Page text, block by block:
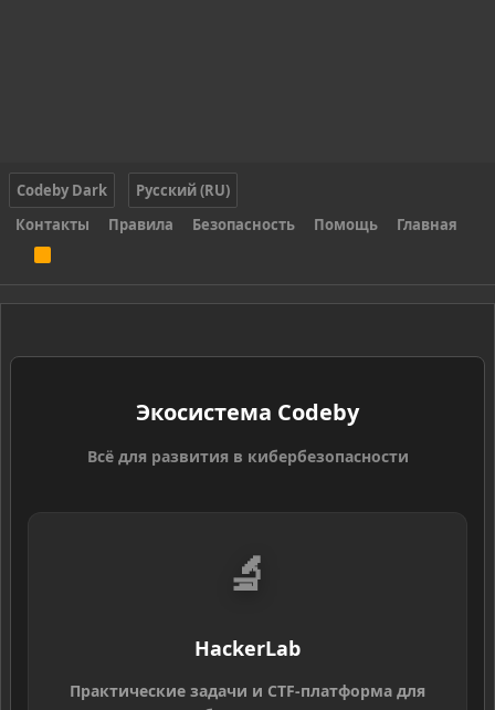
Codeby Dark
Русский (RU)
Контакты
Правила Безопасность Помощь Главная
S
Экосистема Codeby
Всё для развития в кибербезопасности
🔬
HackerLab
Практические задачи и CTF-платформа для